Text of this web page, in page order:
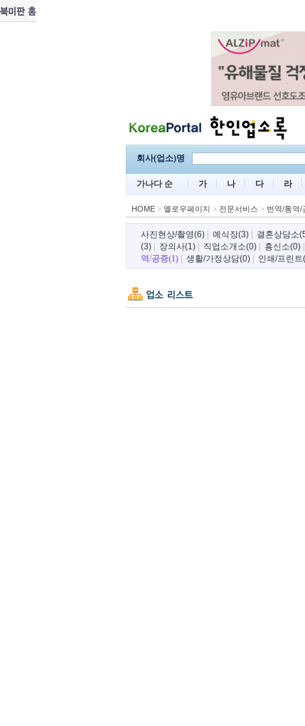
회사(업소)명
가나다 순 가 나 다 라
HOME > 옐로우페이지 > 전문서비스 > 번역/통역/
사진현상/촬영(6) 예식장(3) 결혼상담소
(3)
장의사(1) 직업소개소(0) 흥신소(0)
역/공증(1)
생활/가정상담(0) 인쇄/프린트